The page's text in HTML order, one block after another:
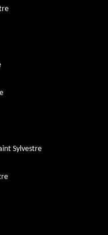
Sylvestre